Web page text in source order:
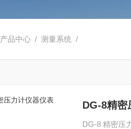
产品中心 /测量系统 /
DG-8精密
DG-8 精密压